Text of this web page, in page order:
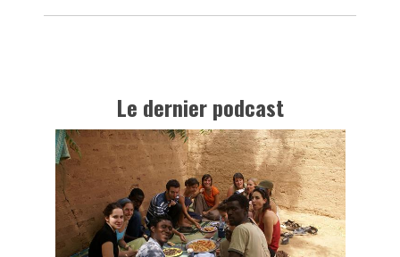
Le dernier podcast